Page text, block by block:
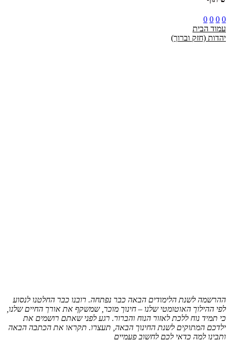
0
0
0
0
עמוד הבית
יהדות (חזק וברוך)
ההרשמה לשנת הלימודים הבאה כבר נפתחה. רובנו כבר החלטנו לנסוע
לפי ההילוך האוטומטי שלנו – חינוך מוכר, שמשקף את אורך החיים שלנו,
כי תמיד נוח ללכת לאזור הנוח והברור. רגע לפני שאתם רושמים את
ילדכם המתוקים לשנת החינוך הבאה, תעצרו. תקראו את הכתבה הבאה
ותבינו למה כדאי לכם לחשוב פעמיים